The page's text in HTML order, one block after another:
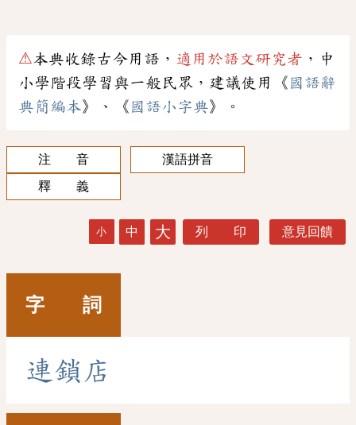
⚠本典收錄古今用語， 適用於語文研究者 ，中
小學階段學習與一般民眾，建議使用《 國語辭
典簡編本》、《 國語小字典》。
注 音
漢語拼音
釋 義
小 中 大 列 印 意見回饋
字 詞
連鎖 店